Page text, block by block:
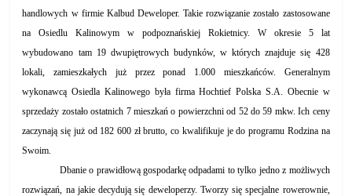
handlowych w firmie Kalbud Deweloper. Takie rozwiązanie zostało zastosowane
na Osiedlu Kalinowym w podpoznańskiej Rokietnicy. W okresie 5 lat
wybudowano tam 19 dwupiętrowych budynków, w których znajduje się 428
lokali, zamieszkałych już przez ponad 1.000 mieszkańców. Generalnym
wykonawcą Osiedla Kalinowego była firma Hochtief Polska S.A. Obecnie w
sprzedaży zostało ostatnich 7 mieszkań o powierzchni od 52 do 59 mkw. Ich ceny
zaczynają się już od 182 600 zł brutto, co kwalifikuje je do programu Rodzina na
Swoim.
Dbanie o prawidłową gospodarkę odpadami to tylko jedno z możliwych
rozwiązań, na jakie decydują się deweloperzy. Tworzy się specjalne rowerownie,